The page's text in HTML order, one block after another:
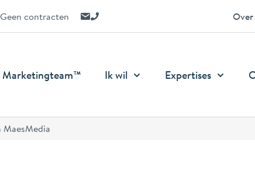
Marketingteam™ Ik wil Expertises
Geen contracten E-mail ons